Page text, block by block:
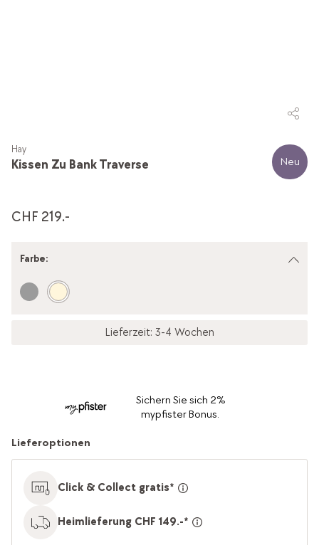
Kissen Zu Bank Traverse
Hay
Neu
CHF 219.-
Farbe:
Lieferzeit: 3-4 Wochen
Sichern Sie sich 2%
mypfister Bonus.
Lieferoptionen
Click & Collect gratis*
Heimlieferung CHF 149.-*